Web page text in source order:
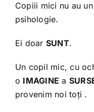
Copiii mici nu au un
psihologie.
Ei doar SUNT.
Un copil mic, cu
o IMAGINE a
provenim noi toți .